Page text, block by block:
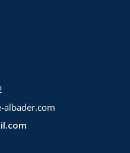
albader.com